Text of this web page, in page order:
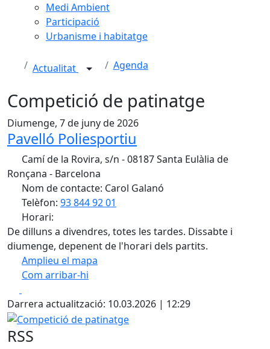
Medi Ambient
Participació
Urbanisme i habitatge
Actualitat Agenda
Competició de patinatge
Diumenge, 7 de juny de 2026
Pavelló Poliesportiu
Camí de la Rovira, s/n - 08187 Santa Eulàlia de
Ronçana - Barcelona
Nom de contacte: Carol Galanó
Telèfon: 93 844 92 01
Horari:
De dilluns a divendres, totes les tardes. Dissabte i
diumenge, depenent de l'horari dels partits.
Amplieu el mapa
Com arribar-hi
+
−
Darrera actualització: 10.03.2026 | 12:29
Competició de patinatge
RSS